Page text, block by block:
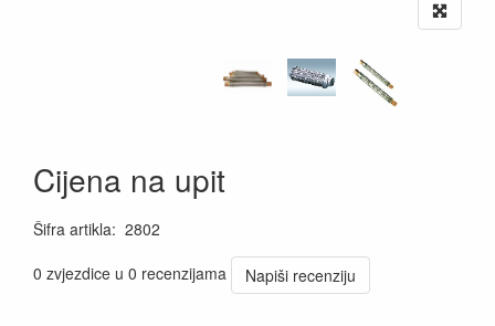
Cijena na upit
Šifra artikla: 2802
0 zvjezdice u 0 recenzijama
Napiši recenziju